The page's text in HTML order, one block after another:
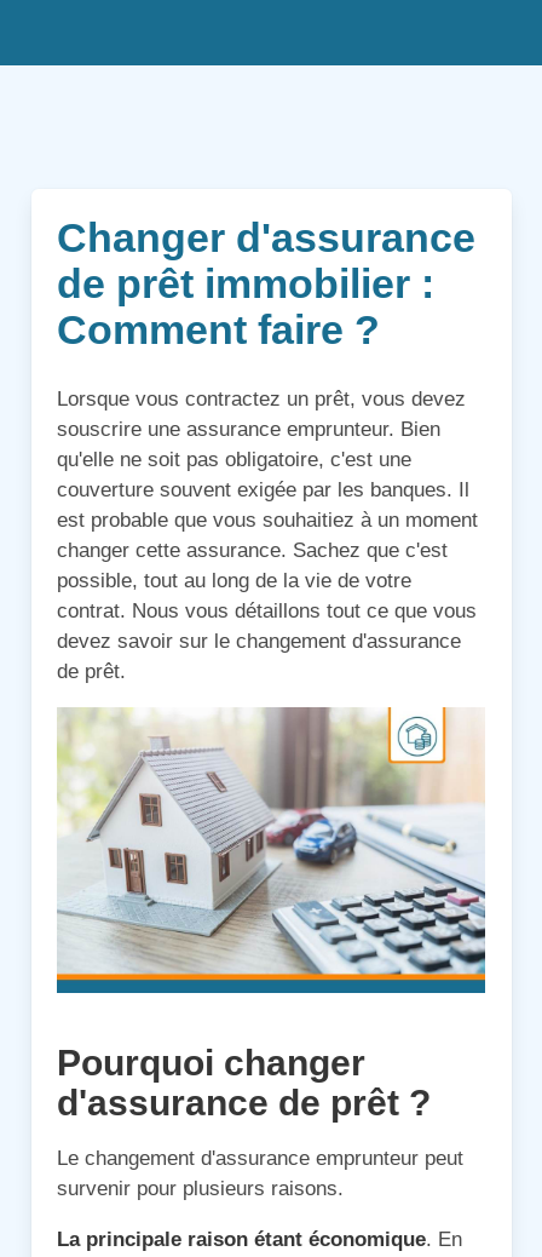
Changer d'assurance
de prêt immobilier :
Comment faire ?
Lorsque vous contractez un prêt, vous devez
souscrire une assurance emprunteur. Bien
qu'elle ne soit pas obligatoire, c'est une
couverture souvent exigée par les banques. Il
est probable que vous souhaitiez à un moment
changer cette assurance. Sachez que c'est
possible, tout au long de la vie de votre
contrat. Nous vous détaillons tout ce que vous
devez savoir sur le changement d'assurance
de prêt.
Pourquoi changer
d'assurance de prêt ?
Le changement d'assurance emprunteur peut
survenir pour plusieurs raisons.
La principale raison étant économique. En